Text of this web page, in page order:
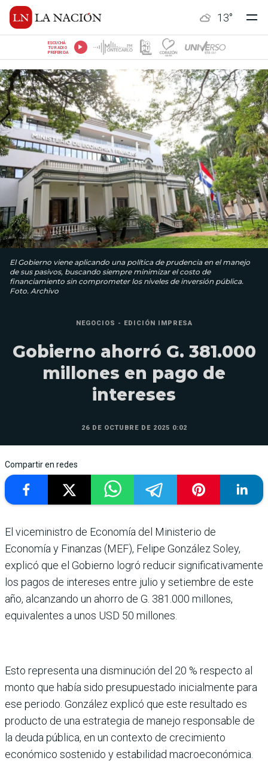
13°
ESCUCHÁ
TU RADIO
PREFERIDA
El Gobierno viene aplicando una política de prudencia en el manejo
de sus pasivos, buscando siempre minimizar el costo de
financiamiento sin comprometer los niveles de inversión pública.
Foto. Archivo
NEGOCIOS - EDICIÓN IMPRESA
Gobierno ahorró G. 381.000
millones en pago de
intereses
26 DE OCTUBRE DE 2025 0:02
Compartir en redes
El viceministro de Economía del Ministerio de
Economía y Finanzas (MEF), Felipe González Soley,
explicó que el Gobierno logró reducir significativamente
los pagos de intereses entre julio y setiembre de este
año, alcanzando un ahorro de G. 381.000 millones,
equivalentes a unos USD 50 millones.
Esto representa una disminución del 20 % respecto al
monto que había sido presupuestado inicialmente para
ese periodo. González explicó que este resultado es
producto de una estrategia de manejo responsable de
la deuda pública, en un contexto de crecimiento
económico sostenido y estabilidad macroeconómica.